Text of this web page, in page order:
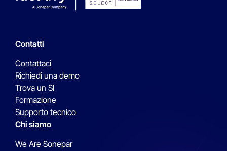
Contatti
Contattaci
Richiedi una demo
Trova un SI
Formazione
Supporto tecnico
Chi siamo
We Are Sonepar